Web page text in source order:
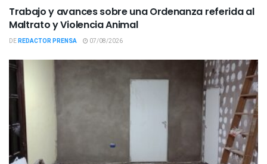
Trabajo y avances sobre una Ordenanza referida al
Maltrato y Violencia Animal
DEREDACTOR PRENSA 07/08/2026